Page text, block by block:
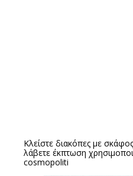
Κλείστε διακόπες με
λάβετε έκπτωση
cosmopoliti